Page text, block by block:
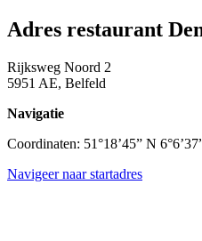
Adres restaurant
Rijksweg Noord 2
5951 AE, Belfeld
Navigatie
Coordinaten: 51°18’45” N
Navigeer naar startadres